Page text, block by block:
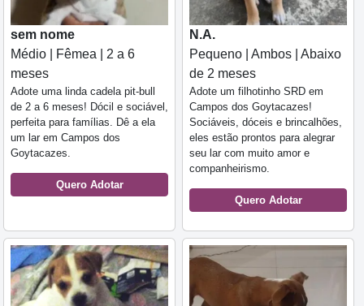
sem nome
Médio | Fêmea | 2 a 6
meses
Adote uma linda cadela pit-bull
de 2 a 6 meses! Dócil e sociável,
perfeita para famílias. Dê a ela
um lar em Campos dos
Goytacazes.
Quero Adotar
N.A.
Pequeno | Ambos | Abaixo
de 2 meses
Adote um filhotinho SRD em
Campos dos Goytacazes!
Sociáveis, dóceis e brincalhões,
eles estão prontos para alegrar
seu lar com muito amor e
companheirismo.
Quero Adotar